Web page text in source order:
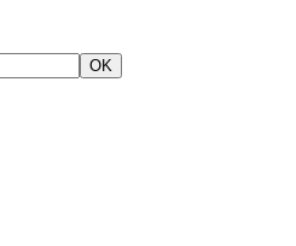
OK